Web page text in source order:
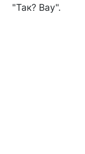
"Так? Вау".